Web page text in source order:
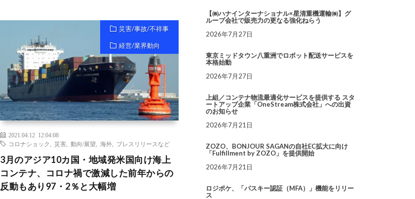
災害/事故/不祥事
経営/業界動向
2021.04.12 12:04:08
コロナショック
災害 ,動向/展望 ,海外 プレスリリースなど
3月のアジア10カ国・地域発米国向け海上
コンテナ、コロナ禍で激減した前年からの
反動もあり97・2％と大幅増
【㈱ハナインターナショナル×星清重機運輸㈱】グ
ループ会社で販売力の更なる強化ねらう
2026年7月27日
東京ミッドタウン八重洲でロボット配送サービスを
本格始動
2026年7月27日
上組／コンテナ物流最適化サービスを提供する スタ
ートアップ企業「OneStream株式会社」への出資
のお知らせ
2026年7月21日
ZOZO、BONJOUR SAGANの自社EC拡大に向け
「Fulfillment by ZOZO」を提供開始
2026年7月21日
ロジポケ、「パスキー認証（MFA）」機能をリリー
ス